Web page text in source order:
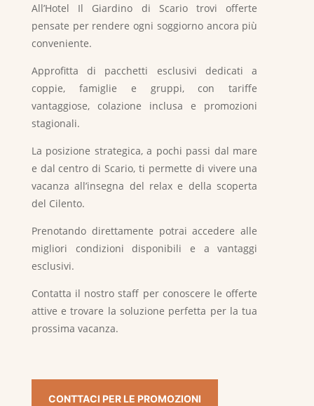
All’Hotel Il Giardino di Scario trovi offerte
pensate per rendere ogni soggiorno ancora più
conveniente.
Approfitta di pacchetti esclusivi dedicati a
coppie, famiglie e gruppi, con tariffe
vantaggiose, colazione inclusa e promozioni
stagionali.
La posizione strategica, a pochi passi dal mare
e dal centro di Scario, ti permette di vivere una
vacanza all’insegna del relax e della scoperta
del Cilento.
Prenotando direttamente potrai accedere alle
migliori condizioni disponibili e a vantaggi
esclusivi.
Contatta il nostro staff per conoscere le offerte
attive e trovare la soluzione perfetta per la tua
prossima vacanza.
CONTTACI PER LE PROMOZIONI